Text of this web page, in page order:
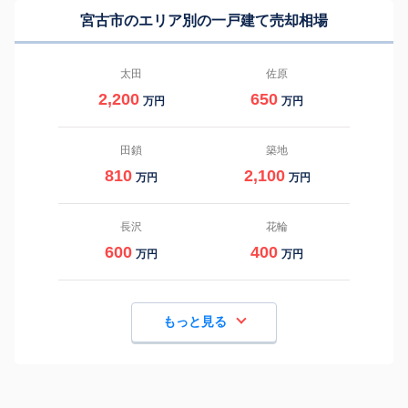
宮古市のエリア別の一戸建て売却相場
太田
2,200 万円
佐原
650 万円
田鎖
810 万円
築地
2,100 万円
長沢
600 万円
花輪
400 万円
もっと見る